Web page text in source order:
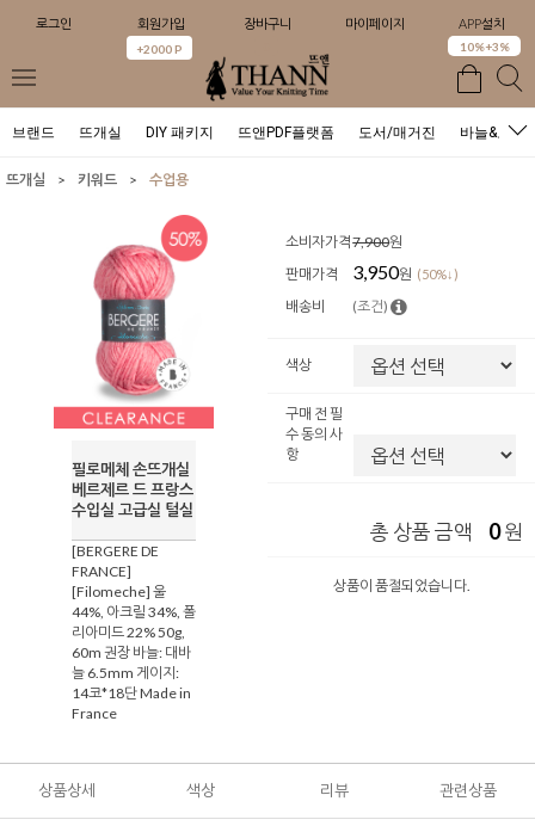
로그인 회원가입
+2000 P
장바구니 마이페이지 APP설치
10%+3%
브랜드 뜨개실 DIY 패키지 뜨앤PDF플랫폼 도서/매거진 바늘&도구
뜨개실 > 키워드 > 수업용
필로메체 손뜨개실
베르제르 드 프랑스
수입실 고급실 털실
[BERGERE DE
FRANCE]
[Filomeche] 울
44%, 아크릴 34%, 폴
리아미드 22% 50g,
60m 권장 바늘: 대바
늘 6.5mm 게이지:
14코*18단 Made in
France
소비자가격7,900원
판매가격
3,950원 (50%↓)
배송비 (조건)
색상
구매 전 필
수 동의 사
항
총 상품 금액 0원
상품이 품절되었습니다.
상품상세 색상 리뷰 관련상품